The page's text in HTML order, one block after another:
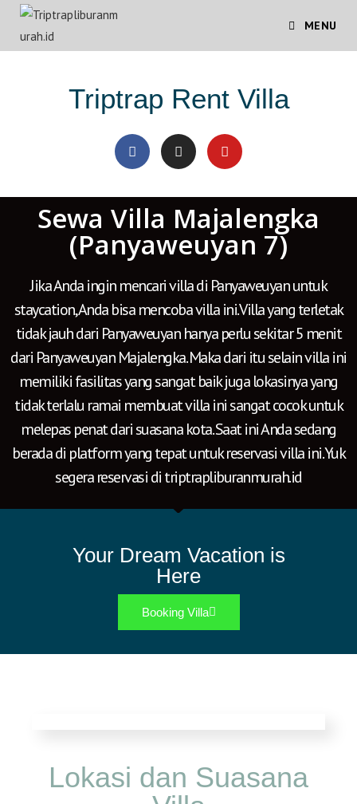
MENU
Triptrap Rent Villa
Sewa Villa Majalengka
(Panyaweuyan 7)
Jika Anda ingin mencari villa di Panyaweuyan untuk
staycation, Anda bisa mencoba villa ini. Villa yang terletak
tidak jauh dari Panyaweuyan hanya perlu sekitar 5 menit
dari Panyaweuyan Majalengka. Maka dari itu selain villa ini
memiliki fasilitas yang sangat baik juga lokasinya yang
tidak terlalu ramai membuat villa ini sangat cocok untuk
melepas penat dari suasana kota. Saat ini Anda sedang
berada di platform yang tepat untuk reservasi villa ini. Yuk
segera reservasi di triptrapliburanmurah.id
Your Dream Vacation is
Here
Booking Villa
Lokasi dan Suasana